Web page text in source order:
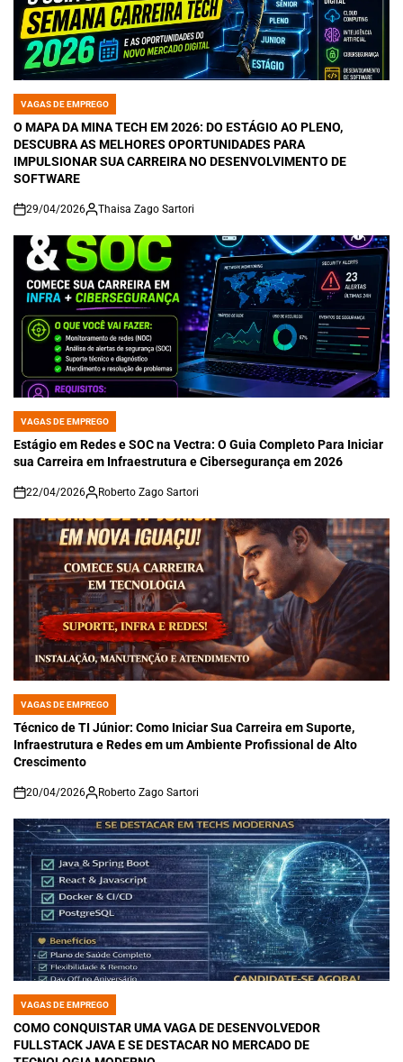
POSTED
IN
VAGAS DE EMPREGO
O MAPA DA MINA TECH EM 2026: DO ESTÁGIO AO PLENO,
DESCUBRA AS MELHORES OPORTUNIDADES PARA
IMPULSIONAR SUA CARREIRA NO DESENVOLVIMENTO DE
SOFTWARE
on
29/04/2026 Thaisa Zago Sartori
POSTED
IN
VAGAS DE EMPREGO
Estágio em Redes e SOC na Vectra: O Guia Completo Para Iniciar
sua Carreira em Infraestrutura e Cibersegurança em 2026
on
22/04/2026 Roberto Zago Sartori
POSTED
IN
VAGAS DE EMPREGO
Técnico de TI Júnior: Como Iniciar Sua Carreira em Suporte,
Infraestrutura e Redes em um Ambiente Profissional de Alto
Crescimento
on
20/04/2026 Roberto Zago Sartori
POSTED
IN
VAGAS DE EMPREGO
COMO CONQUISTAR UMA VAGA DE DESENVOLVEDOR
FULLSTACK JAVA E SE DESTACAR NO MERCADO DE